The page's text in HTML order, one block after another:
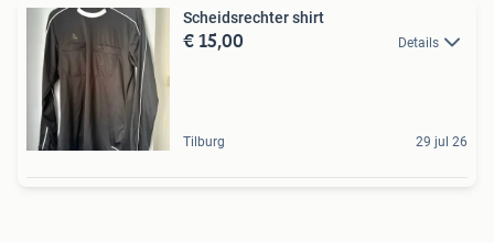
Scheidsrechter shirt
€ 15,00 Details
Tilburg 29 jul 26